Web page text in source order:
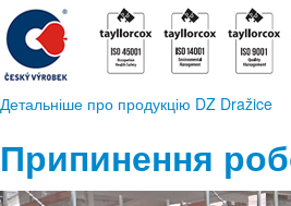
Детальніше про продукцію DZ Dražice
Припинення